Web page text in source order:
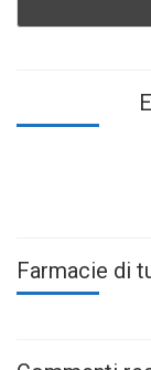
Farmacie di